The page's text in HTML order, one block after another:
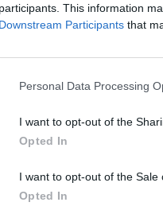
participants. This information
Downstream Participants that
Personal Data Processing
I want to opt-out of the
Opted In
I want to opt-out of the Sale
Opted In